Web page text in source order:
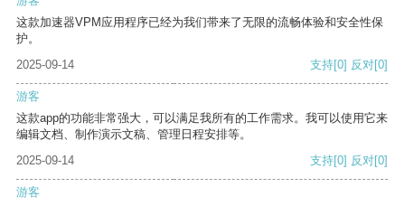
这款加速器VPM应用程序已经为我们带来了无限的流畅体验和安全性保
护。
2025-09-14
支持[0] 反对[0]
游客
这款app的功能非常强大，可以满足我所有的工作需求。我可以使用它来
编辑文档、制作演示文稿、管理日程安排等。
2025-09-14
支持[0] 反对[0]
游客